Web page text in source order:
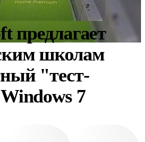
предлагает
школам
"тест-
7